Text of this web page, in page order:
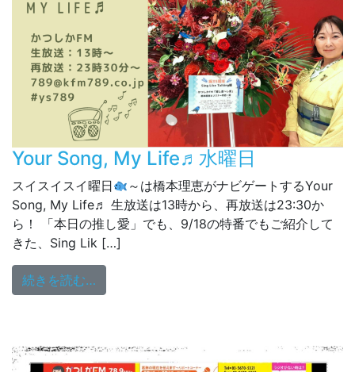
Your Song, My Life♬水曜日
スイスイスイ曜日
～は橋本理恵がナビゲートするYour
Song, My Life♬ 生放送は13時から、再放送は23:30か
ら！ 「本日の推し愛」でも、9/18の特番でもご紹介して
きた、Sing Lik […]
続きを読む…